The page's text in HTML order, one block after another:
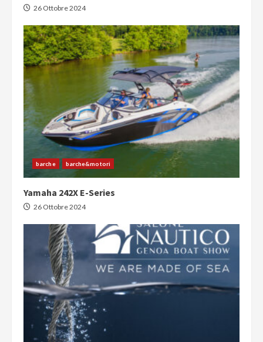
26 Ottobre 2024
barche barche&motori
Yamaha 242X E-Series
26 Ottobre 2024